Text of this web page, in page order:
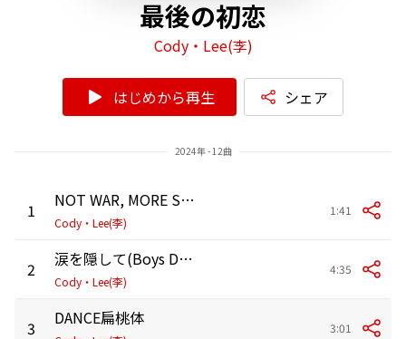
最後の初恋
Cody・Lee(李)
はじめから再生 シェア
2024年 - 12曲
1 NOT WAR, MORE SEIKATSU
Cody・Lee(李)
1:41
2 涙を隠して(Boys Don't Cry)
Cody・Lee(李)
4:35
3 DANCE扁桃体 3:01